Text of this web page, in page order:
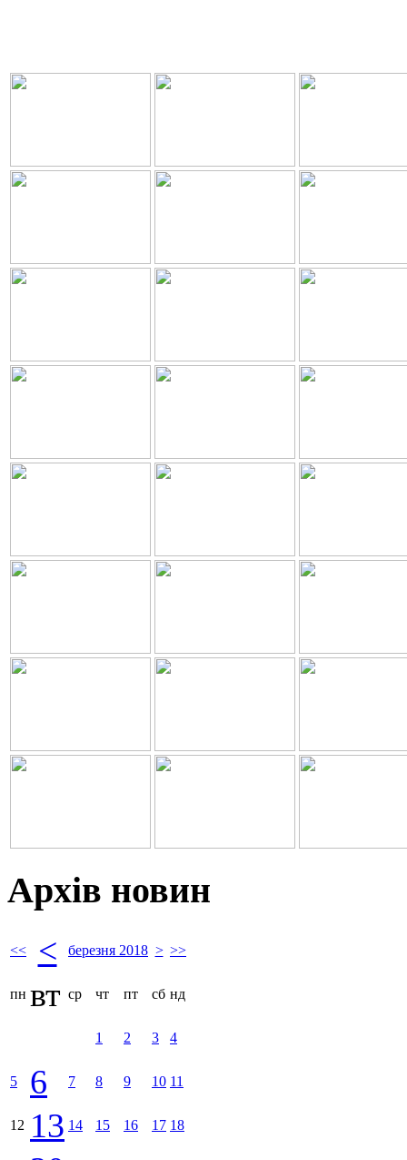
Архів новин
<< < березня 2018 > >>
пн вт ср чт пт сб нд
1 2 3 4
5 6 7 8 9 10 11
12 13 14 15 16 17 18